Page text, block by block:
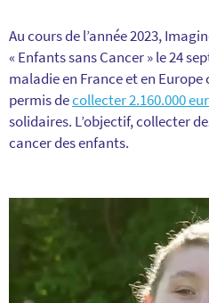
Au cours de l’année 2023,
« Enfants sans Cancer » le 24
maladie en France et en
permis decollecter 2.160.000
solidaires. L’objectif, collecter
cancer des enfants.